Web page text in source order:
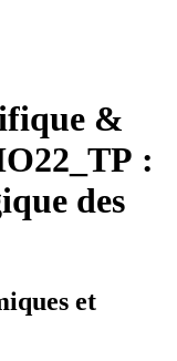
&
:
des
et